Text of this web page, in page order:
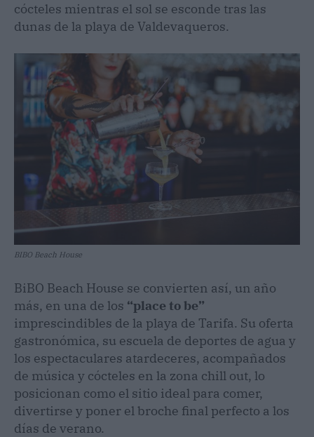
cócteles mientras el sol se esconde tras las
dunas de la playa de Valdevaqueros.
BIBO Beach House
BiBO Beach House se convierten así, un año
más, en una de los “place to be”
imprescindibles de la playa de Tarifa. Su oferta
gastronómica, su escuela de deportes de agua y
los espectaculares atardeceres, acompañados
de música y cócteles en la zona chill out, lo
posicionan como el sitio ideal para comer,
divertirse y poner el broche final perfecto a los
días de verano.